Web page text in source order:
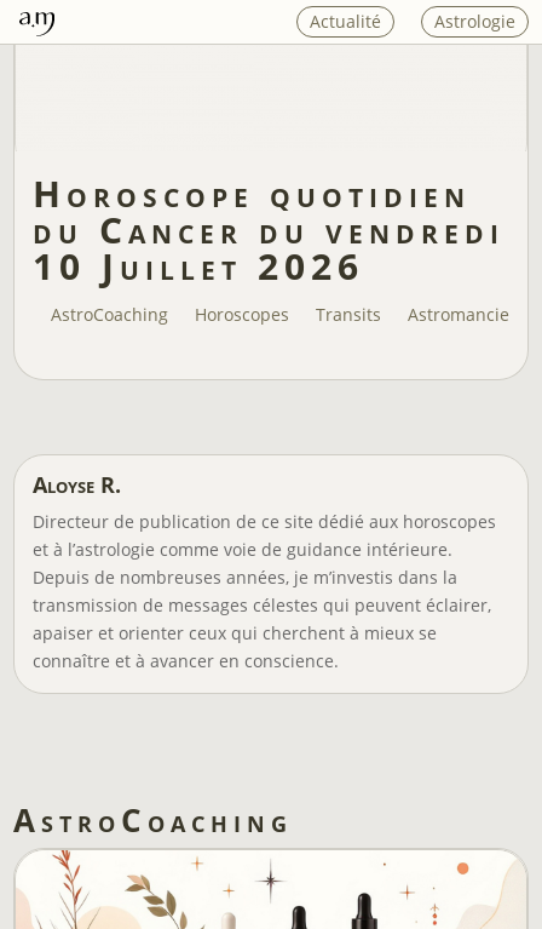
Actualité Astrologie
Horoscope quotidien
du Cancer du vendredi
10 Juillet 2026
AstroCoaching Horoscopes Transits Astromancie
Aloyse R.
Directeur de publication de ce site dédié aux horoscopes
et à l’astrologie comme voie de guidance intérieure.
Depuis de nombreuses années, je m’investis dans la
transmission de messages célestes qui peuvent éclairer,
apaiser et orienter ceux qui cherchent à mieux se
connaître et à avancer en conscience.
AstroCoaching